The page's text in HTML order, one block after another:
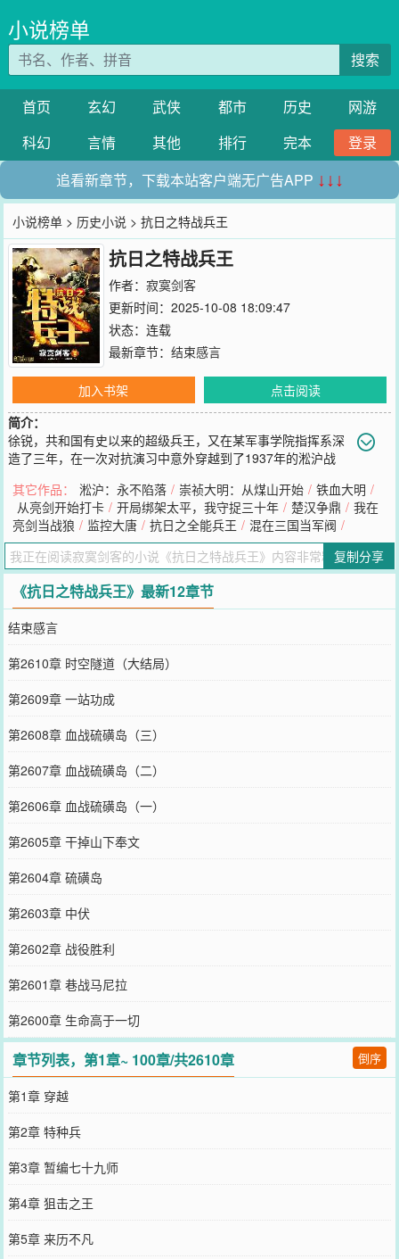
小说榜单
搜索
首页 玄幻 武侠 都市 历史
网游
科幻
言情 其他 排行 完本
登录
追看新章节，下载本站客户端无广告APP ↓↓↓
小说榜单 > 历史小说 > 抗日之特战兵王
抗日之特战兵王
作者： 寂寞剑客
更新时间：2025-10-08 18:09:47
状态：连载
最新章节： 结束感言
加入书架
点击阅读
简介：
徐锐，共和国有史以来的超级兵王，又在某军事学院指挥系深
造了三年，在一次对抗演习中意外穿越到了1937年的淞沪战
锐如何凭借超强
您要是觉得《抗日之特战兵王》还不错的话请不要忘记向您QQ群和微
博微信里的朋友推荐哦！
其它作品： 淞沪：永不陷落 / 崇祯大明：从煤山开始 / 铁血大明 /
从亮剑开始打卡 / 开局绑架太平，我守捉三十年 / 楚汉争鼎 / 我在
亮剑当战狼 / 监控大唐 / 抗日之全能兵王 / 混在三国当军阀 /
复制分享
《抗日之特战兵王》最新12章节
结束感言
第2610章 时空隧道（大结局）
第2609章 一站功成
第2608章 血战硫磺岛（三）
第2607章 血战硫磺岛（二）
第2606章 血战硫磺岛（一）
第2605章 干掉山下奉文
第2604章 硫磺岛
第2603章 中伏
第2602章 战役胜利
第2601章 巷战马尼拉
第2600章 生命高于一切
章节列表，第1章~ 100章/共2610章 倒序
第1章 穿越
第2章 特种兵
第3章 暂编七十九师
第4章 狙击之王
第5章 来历不凡